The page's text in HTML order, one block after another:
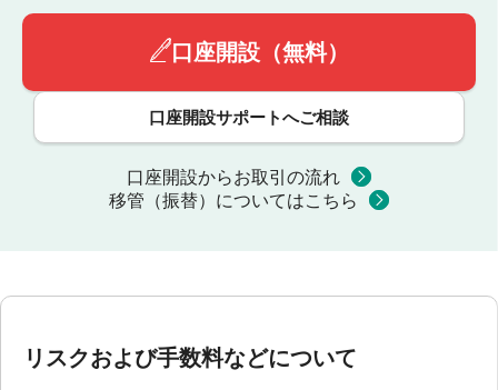
口座開設（無料）
口座開設サポートへご相談
口座開設からお取引の流れ
移管（振替）についてはこちら
リスクおよび手数料などについて